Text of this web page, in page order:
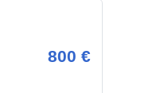
800 €